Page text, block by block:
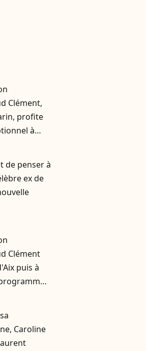
Clément,
profite
à
de penser à
ex de
Clément
puis à
Caroline